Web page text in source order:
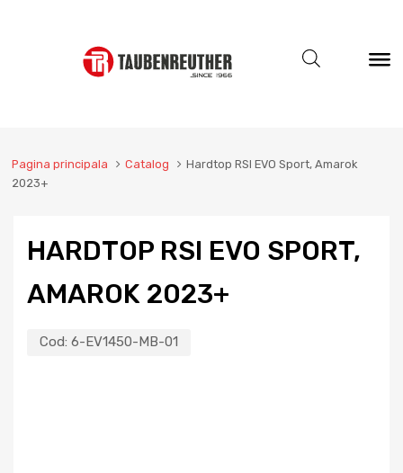
Pagina principala Catalog
Hardtop RSI EVO Sport, Amarok
2023+
HARDTOP RSI EVO SPORT,
AMAROK 2023+
Cod: 6-EV1450-MB-01